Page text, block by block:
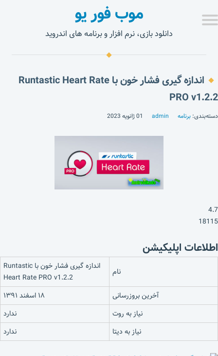
موب فور یو
دانلود بازی، نرم افزار و برنامه های اندروید
اندازه گیری فشار خون با Runtastic Heart Rate
PRO v1.2.2
دسته‌بندی: برنامه admin 01 ژانویه 2023
4.7
18115
اطلاعات اپلیکیشن
نام
اندازه گیری فشار خون با Runtastic
Heart Rate PRO v1.2.2
آخرین بروزرسانی
۱۸ اسفند ۱۳۹۱
نیاز به روت
ندارد
نیاز به دیتا
ندارد